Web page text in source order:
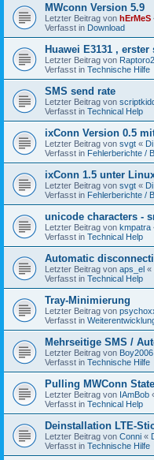
MWconn Version 5.9
Letzter Beitrag von hErMeS
Verfasst in Download
Huawei E3131 ,
Letzter Beitrag von Raptoro2
Verfasst in Technische Hilfe
SMS send rate
Letzter Beitrag von
Verfasst in Technical Help
ixConn Version 0.5
Letzter Beitrag von svgt «
Verfasst in Fehlerberichte /
ixConn 1.5 unter
Letzter Beitrag von svgt «
Verfasst in Fehlerberichte /
unicode characters -
Letzter Beitrag von kmpatra
Verfasst in Technical Help
Automatic
Letzter Beitrag von aps_el «
Verfasst in Technical Help
Tray-Minimierung
Letzter Beitrag von
Verfasst in
Mehrseitige SMS /
Letzter Beitrag von Boy2006
Verfasst in Technische Hilfe
Pulling MWConn
Letzter Beitrag von IAmBob
Verfasst in Technical Help
Deinstallation LTE-
Letzter Beitrag von Conni «
Verfasst in Technische Hilfe